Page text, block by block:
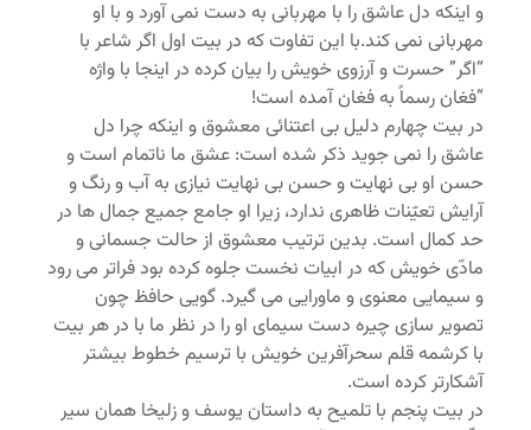
و اینکه دل عاشق را با مهربانی به دست نمی آورد و با او
مهربانی نمی کند.با این تفاوت که در بیت اول اگر شاعر با
“اگر” حسرت و آرزوی خویش را بیان کرده در اینجا با واژه
“فغان رسماً به فغان آمده است!
در بیت چهارم دلیل بی اعتنائی معشوق و اینکه چرا دل
عاشق را نمی جوید ذکر شده است: عشق ما ناتمام است و
حسن او بی نهایت و حسن بی نهایت نیازی به آب و رنگ و
آرایش تعیّنات ظاهری ندارد، زیرا او جامع جمیع جمال ها در
حد کمال است. بدین ترتیب معشوق از حالت جسمانی و
مادّی خویش که در ابیات نخست جلوه کرده بود فراتر می رود
و سیمایی معنوی و ماورایی می گیرد. گویی حافظ چون
تصویر سازی چیره دست سیمای او را در نظر ما با در هر بیت
با کرشمه قلم سحرآفرین خویش با ترسیم خطوط بیشتر
آشکارتر کرده است.
در بیت پنجم با تلمیح به داستان یوسف و زلیخا همان سیر